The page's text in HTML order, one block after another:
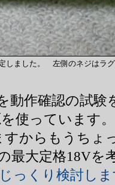
しました。 左側のネジはラ
動作確認の試験
使っています
すからもうち
最大定格18Vを
じっくり検討し